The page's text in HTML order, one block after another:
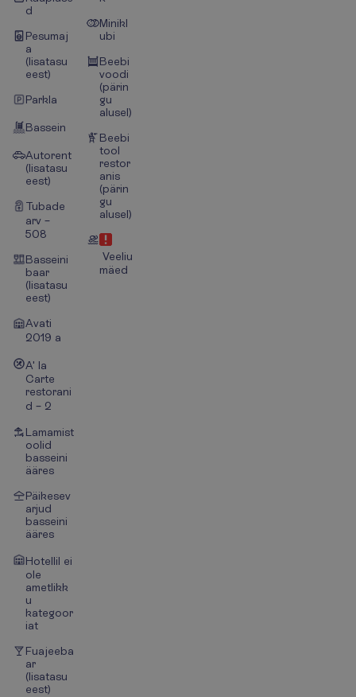
d
Pesumaj
a
(lisatasu
eest)
Parkla
Bassein
Autorent
(lisatasu
eest)
Tubade
arv –
508
Basseini
baar
(lisatasu
eest)
Avati
2019 a
A' la
Carte
restorani
d – 2
Lamamist
oolid
basseini
ääres
Päikesev
arjud
basseini
ääres
Hotellil ei
ole
ametlikk
u
kategoor
iat
Fuajeeba
ar
(lisatasu
eest)
Minikl
ubi
Beebi
voodi
(pärin
gu
alusel)
Beebi
tool
restor
anis
(pärin
gu
alusel)
Veeliu
mäed